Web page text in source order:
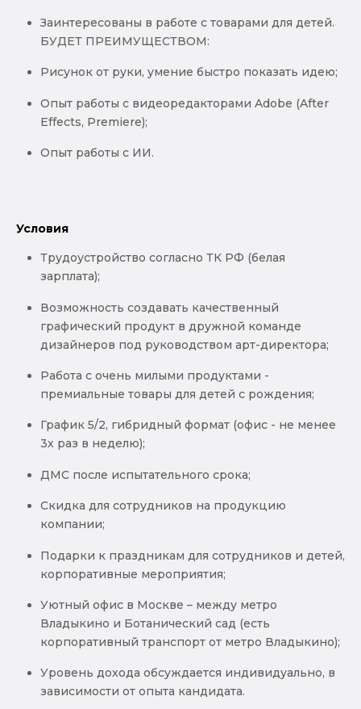
Заинтересованы в работе с товарами для детей.
БУДЕТ ПРЕИМУЩЕСТВОМ:
Рисунок от руки, умение быстро показать идею;
Опыт работы с видеоредакторами Adobe (After
Effects, Premiere);
Опыт работы с ИИ.
Условия
Трудоустройство согласно ТК РФ (белая
зарплата);
Возможность создавать качественный
графический продукт в дружной команде
дизайнеров под руководством арт-директора;
Работа с очень милыми продуктами -
премиальные товары для детей с рождения;
График 5/2, гибридный формат (офис - не менее
3х раз в неделю);
ДМС после испытательного срока;
Скидка для сотрудников на продукцию
компании;
Подарки к праздникам для сотрудников и детей,
корпоративные мероприятия;
Уютный офис в Москве – между метро
Владыкино и Ботанический сад (есть
корпоративный транспорт от метро Владыкино);
Уровень дохода обсуждается индивидуально, в
зависимости от опыта кандидата.